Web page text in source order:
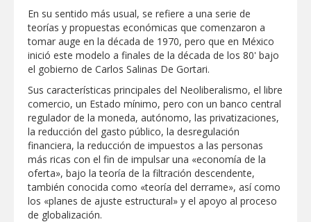
Coordinan la SST y SET acciones para
fortalecer la formación médica y la
bioética en Tamaulipas
EXHORTA PROTECCIÓN CIVIL A
EXTREMAR PRECAUCIONES ANTE
ALTAS TEMPERATURAS DURANTE EL
PERIODO VACACIONAL
MERCADITA LA RED REUNIRÁ
EMPRENDIMIENTO, TALLERES Y
ACTIVIDADES FAMILIARES EN PLAZA
HIDALGO
En su sentido más usual, se refiere a una serie de
teorías y propuestas económicas que comenzaron a
tomar auge en la década de 1970, pero que en México
inició este modelo a finales de la década de los 80' bajo
el gobierno de Carlos Salinas De Gortari.
Sus características principales del Neoliberalismo, el libre
comercio, un Estado mínimo, pero con un banco central
regulador de la moneda, autónomo, las privatizaciones,
la reducción del gasto público, la desregulación
financiera, la reducción de impuestos a las personas
más ricas con el fin de impulsar una «economía de la
oferta», bajo la teoría de la filtración descendente,
también conocida como «teoría del derrame», así como
los «planes de ajuste estructural» y el apoyo al proceso
de globalización.